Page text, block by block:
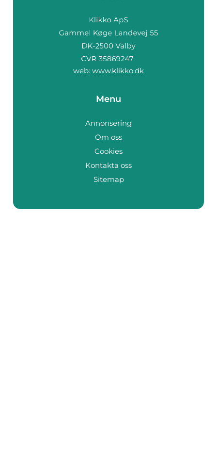
web: www.klikko.dk
Menu
Annonsering
Om oss
Cookies
Kontakta oss
Sitemap